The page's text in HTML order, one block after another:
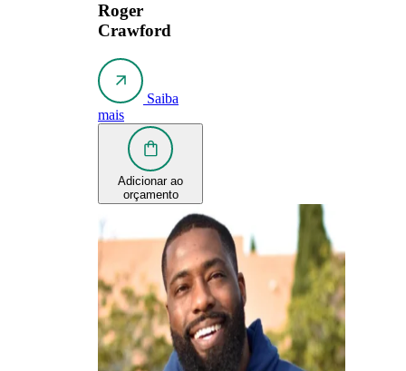
Roger
Crawford
Saiba
mais
Adicionar ao
orçamento